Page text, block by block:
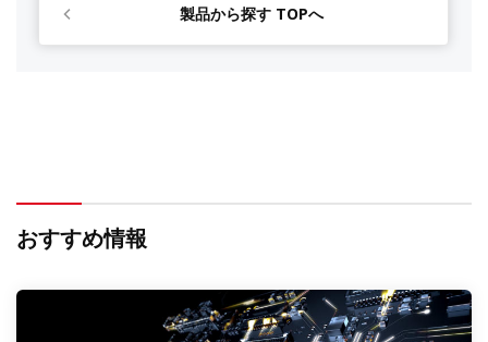
製品から探す TOPへ
おすすめ情報